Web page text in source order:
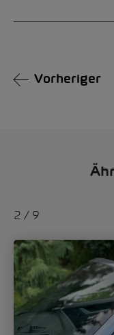
Vorheriger
3 / 9